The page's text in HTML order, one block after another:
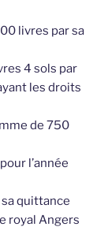
livres par sa
4 sols par
les droits
de 750
l’année
sa quittance
royal Angers